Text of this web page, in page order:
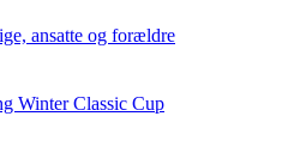
ansatte og forældre
Winter Classic Cup